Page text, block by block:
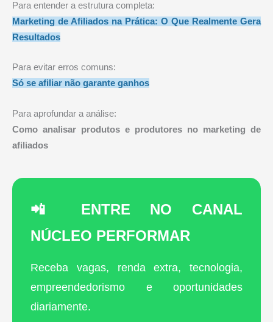
Para entender a estrutura completa:
Marketing de Afiliados na Prática: O Que Realmente Gera
Resultados
Para evitar erros comuns:
Só se afiliar não garante ganhos
Para aprofundar a análise:
Como analisar produtos e produtores no marketing de
afiliados
📲 ENTRE NO CANAL
NÚCLEO PERFORMAR
Receba vagas, renda extra, tecnologia,
empreendedorismo e oportunidades
diariamente.